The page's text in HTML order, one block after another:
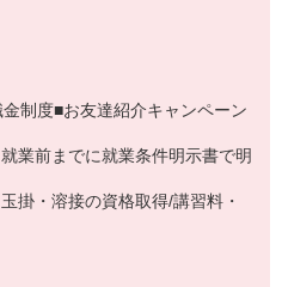
制度■お友達紹介キャンペーン
業前までに就業条件明示書で明
掛・溶接の資格取得/講習料・